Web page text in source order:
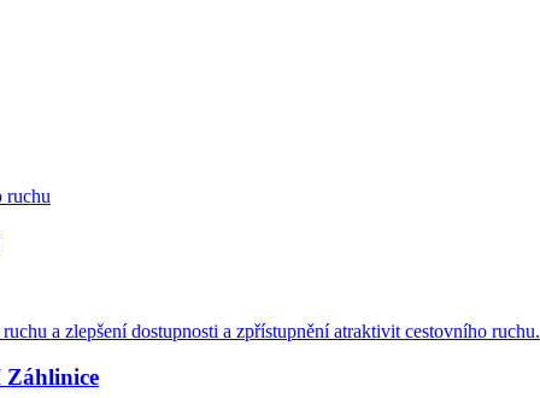
ruchu
a zlepšení dostupnosti a zpřístupnění atraktivit cestovního ruchu.
Záhlinice